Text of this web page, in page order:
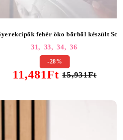
#25436fehér öko bőrből készült
31, 33, 34, 36
-28%
11,481Ft 15,931Ft